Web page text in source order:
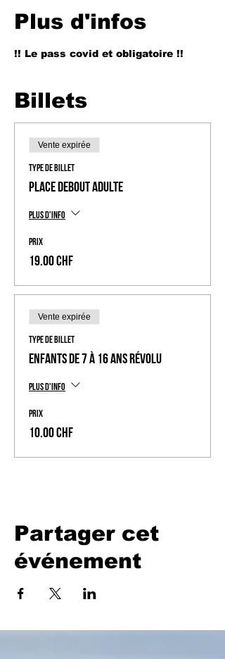
Plus d'infos
!! Le pass covid et obligatoire !!
Billets
Vente expirée
Type de billet
Place Debout Adulte
Plus d'info
Prix
19.00 CHF
Vente expirée
Type de billet
Enfants de 7 à 16 ans révolu
Plus d'info
Prix
10.00 CHF
Partager cet
événement